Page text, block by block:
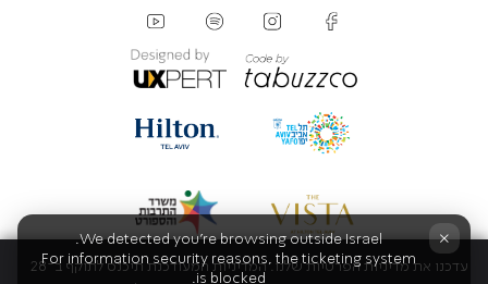
עדכנו את מדיניות הפרטיות שלנו. המדיניות המעודכנת תיכנס לתוקף ב־28
×
We detected you're browsing outside Israel.
For information security reasons, the ticketing system
is blocked.